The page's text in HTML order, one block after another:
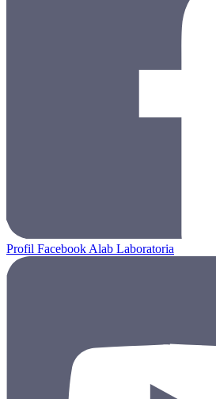
Profil Facebook Alab Laboratoria